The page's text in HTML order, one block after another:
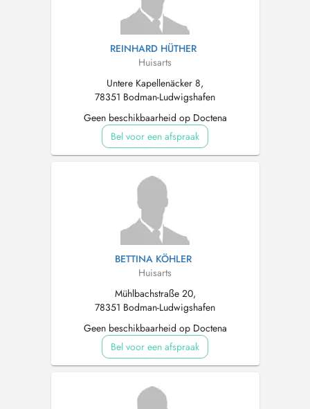
REINHARD HÜTHER
Huisarts
Untere Kapellenäcker 8,
78351 Bodman-Ludwigshafen
Geen beschikbaarheid op Doctena
Bel voor een afspraak
BETTINA KÖHLER
Huisarts
Mühlbachstraße 20,
78351 Bodman-Ludwigshafen
Geen beschikbaarheid op Doctena
Bel voor een afspraak